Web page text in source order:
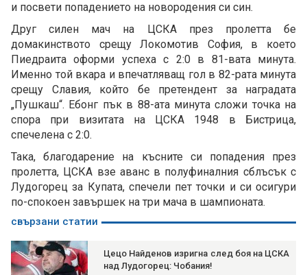
и посвети попадението на новородения си син.
Друг силен мач на ЦСКА през пролетта бе
домакинството срещу Локомотив София, в което
Пиедраита оформи успеха с 2:0 в 81-вата минута.
Именно той вкара и впечатляващ гол в 82-рата минута
срещу Славия, който бе претендент за наградата
„Пушкаш“. Ебонг пък в 88-ата минута сложи точка на
спора при визитата на ЦСКА 1948 в Бистрица,
спечелена с 2:0.
Така, благодарение на късните си попадения през
пролетта, ЦСКА взе аванс в полуфиналния сблъсък с
Лудогорец за Купата, спечели пет точки и си осигури
по-спокоен завършек на три мача в шампионата.
свързани статии
Цецо Найденов изригна след боя на ЦСКА
над Лудогорец: Чобания!